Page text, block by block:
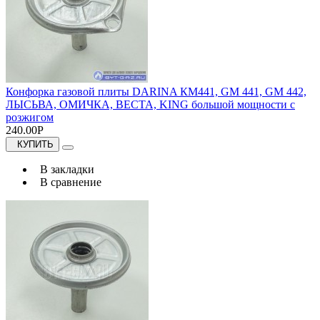
Конфорка газовой плиты DARINA КМ441, GM 441, GM 442,
ЛЫСЬВА, ОМИЧКА, ВЕСТА, KING большой мощности с
розжигом
240.00Р
КУПИТЬ
В закладки
В сравнение